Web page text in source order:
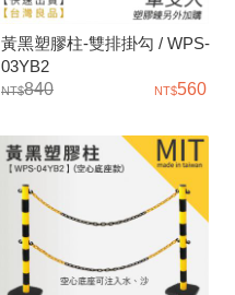
黃黑塑膠柱-雙排掛勾 / WPS-
03YB2
840
560